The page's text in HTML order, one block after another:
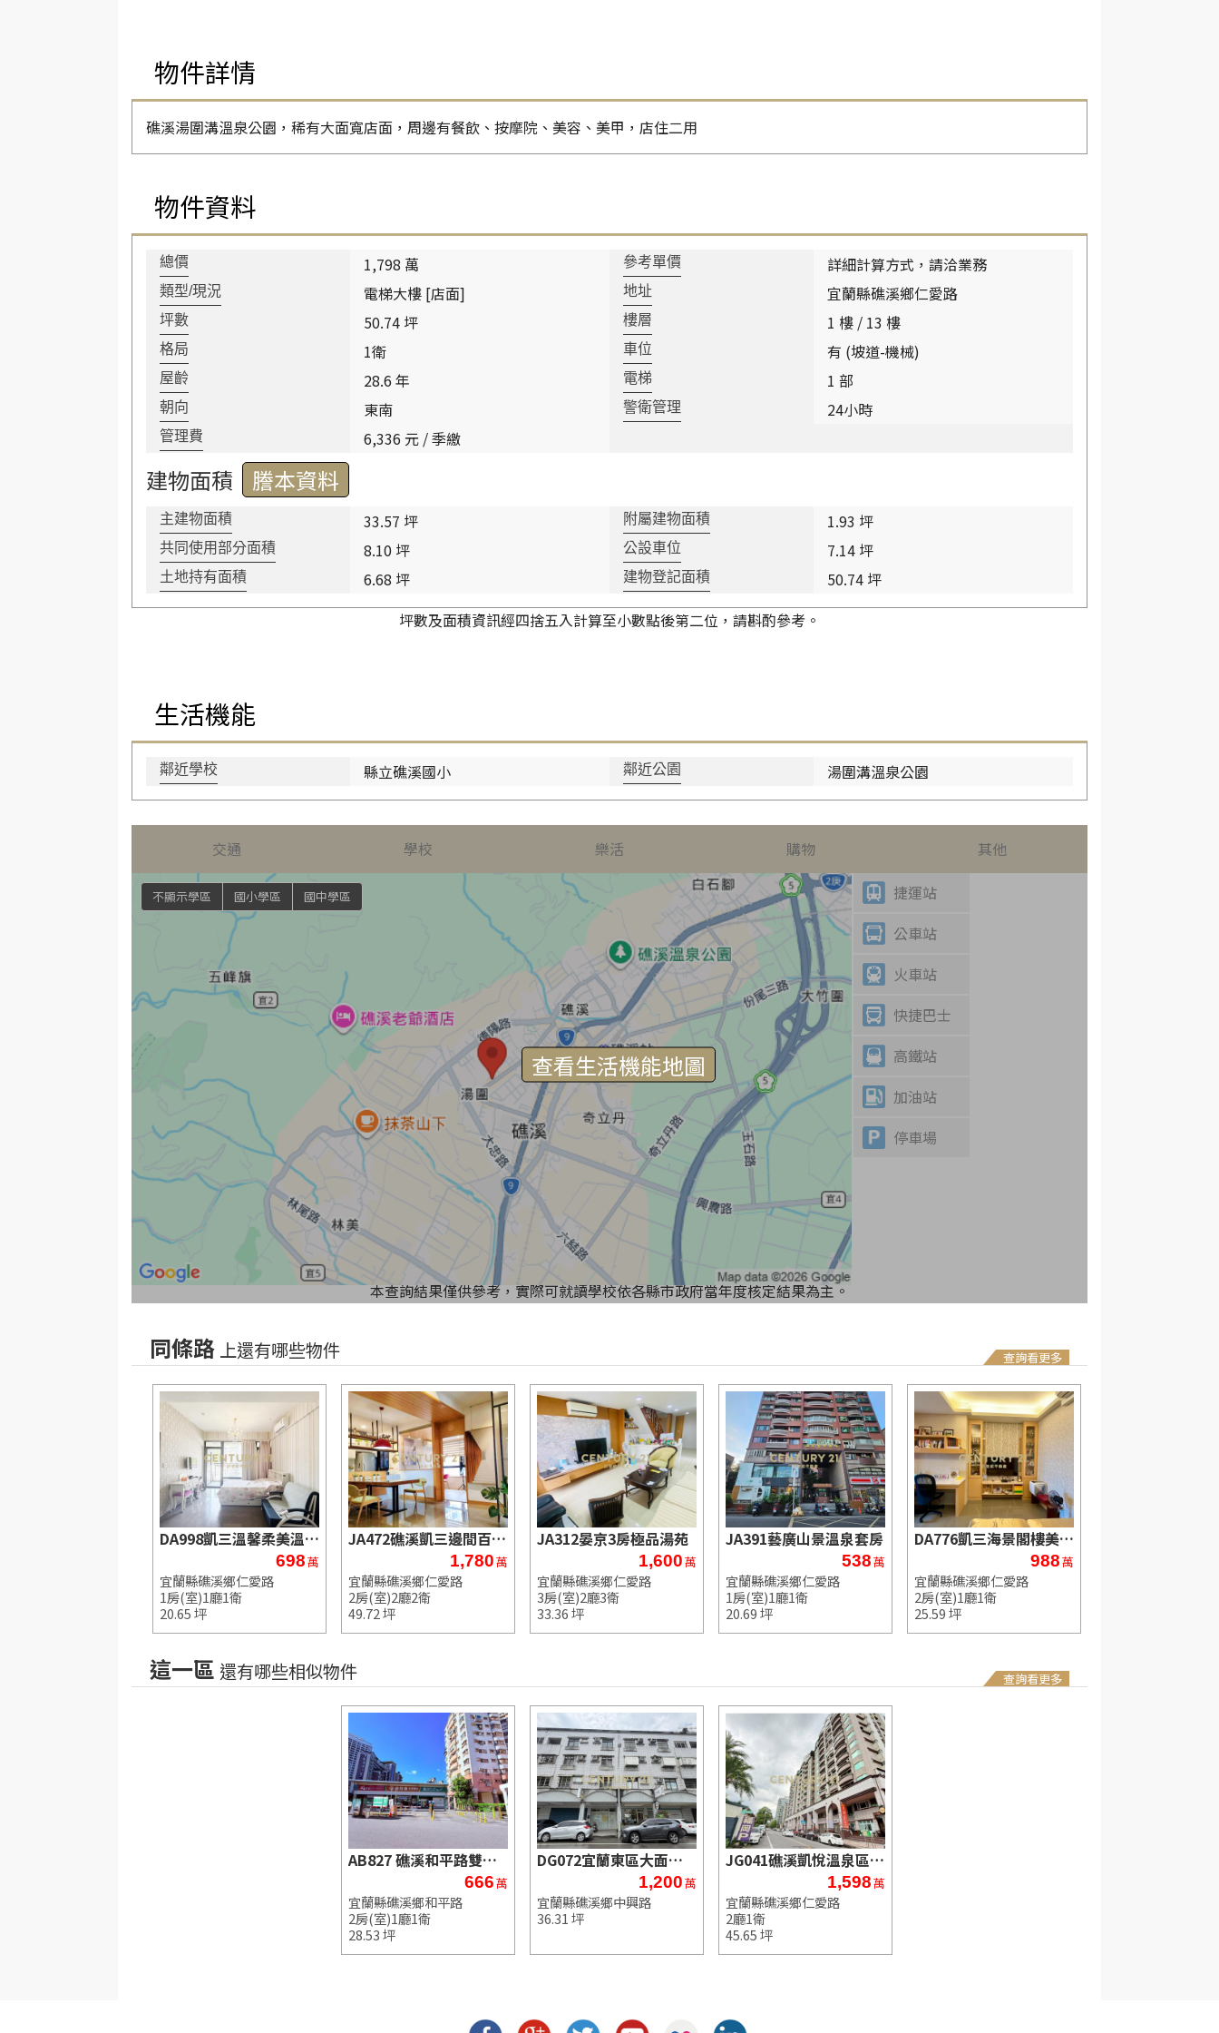
物件詳情
礁溪湯圍溝溫泉公園，稀有大面寬店面，周邊有餐飲、按摩院、美容、美甲，店住二用
物件資料
總價 1,798 萬 參考單價 詳細計算方式，請洽業務
類型/現況 電梯大樓 [店面] 地址 宜蘭縣礁溪鄉仁愛路
坪數 50.74 坪 樓層 1 樓 / 13 樓
格局 1衛 車位 有 (坡道-機械)
屋齡 28.6 年 電梯 1 部
朝向 東南 警衛管理 24小時
管理費 6,336 元 / 季繳
建物面積 謄本資料
主建物面積 33.57 坪 附屬建物面積 1.93 坪
共同使用部分面積 8.10 坪 公設車位 7.14 坪
土地持有面積 6.68 坪 建物登記面積
50.74 坪
坪數及面積資訊經四捨五入計算至小數點後第二位，請斟酌參考。
生活機能
鄰近學校 縣立礁溪國小 鄰近公園 湯圍溝溫泉公園
查看生活機能地圖
交通 學校 樂活 購物 其他
不顯示學區 國小學區 國中學區
捷運站
公車站
火車站
快捷巴士
高鐵站
加油站
停車場
本查詢結果僅供參考，實際可就讀學校依各縣市政府當年度核定結果為主。
查詢看更多
同條路 上還有哪些物件
DA998凱三溫馨柔美溫泉湯屋
698萬
宜蘭縣礁溪鄉仁愛路
1房(室)1廳1衛
20.65 坪
JA472礁溪凱三邊間百萬裝潢美兩房
1,780萬
宜蘭縣礁溪鄉仁愛路
2房(室)2廳2衛
49.72 坪
JA312晏京3房極品湯苑
1,600萬
宜蘭縣礁溪鄉仁愛路
3房(室)2廳3衛
33.36 坪
JA391藝廣山景溫泉套房
538萬
宜蘭縣礁溪鄉仁愛路
1房(室)1廳1衛
20.69 坪
DA776凱三海景閣樓美美溫泉宅
988萬
宜蘭縣礁溪鄉仁愛路
2房(室)1廳1衛
25.59 坪
查詢看更多
這一區 還有哪些相似物件
AB827 礁溪和平路雙層彈性金店美居
666萬
宜蘭縣礁溪鄉和平路
2房(室)1廳1衛
28.53 坪
DG072宜蘭東區大面寬文青店面
1,200萬
宜蘭縣礁溪鄉中興路
36.31 坪
JG041礁溪凱悅溫泉區黃金店面
1,598萬
宜蘭縣礁溪鄉仁愛路
2廳1衛
45.65 坪